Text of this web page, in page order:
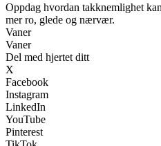
Oppdag hvordan takknemlighet
mer ro, glede og nærvær.
Vaner
Vaner
Del med hjertet ditt
X
Facebook
Instagram
LinkedIn
YouTube
Pinterest